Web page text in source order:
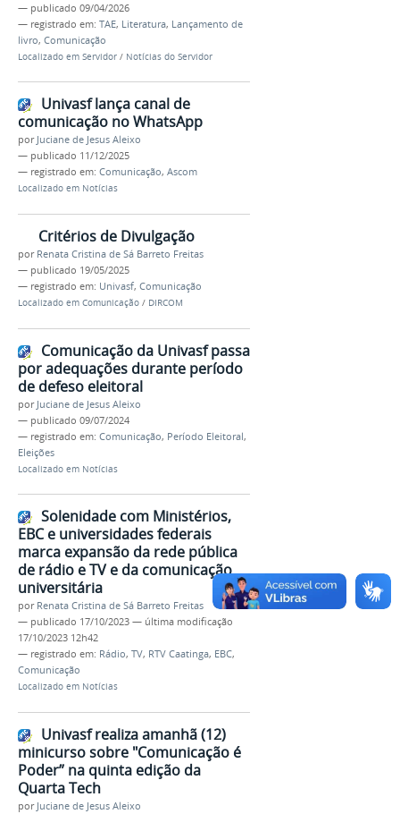
— publicado 09/04/2026
— registrado em: TAE, Literatura, Lançamento de
livro, Comunicação
Localizado em Servidor / Notícias do Servidor
Univasf lança canal de
comunicação no WhatsApp
por Juciane de Jesus Aleixo
— publicado 11/12/2025
— registrado em: Comunicação, Ascom
Localizado em Notícias
Critérios de Divulgação
por Renata Cristina de Sá Barreto Freitas
— publicado 19/05/2025
— registrado em: Univasf, Comunicação
Localizado em Comunicação / DIRCOM
Comunicação da Univasf passa
por adequações durante período
de defeso eleitoral
por Juciane de Jesus Aleixo
— publicado 09/07/2024
— registrado em: Comunicação, Período Eleitoral,
Eleições
Localizado em Notícias
Solenidade com Ministérios,
EBC e universidades federais
marca expansão da rede pública
de rádio e TV e da comunicação
universitária
por Renata Cristina de Sá Barreto Freitas
— publicado 17/10/2023 — última modificação
17/10/2023 12h42
— registrado em: Rádio, TV, RTV Caatinga, EBC,
Comunicação
Localizado em Notícias
Univasf realiza amanhã (12)
minicurso sobre "Comunicação é
Poder” na quinta edição da
Quarta Tech
por Juciane de Jesus Aleixo